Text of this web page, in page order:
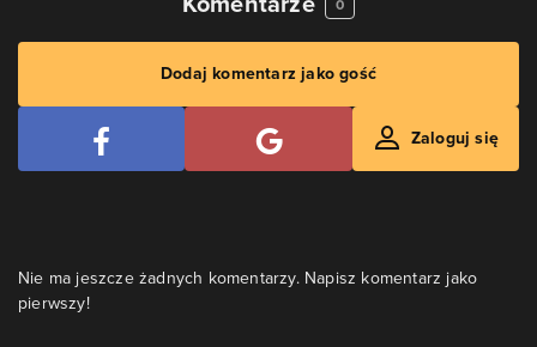
0
Dodaj komentarz jako gość
Zaloguj się
Nie ma jeszcze żadnych komentarzy. Napisz komentarz jako
pierwszy!